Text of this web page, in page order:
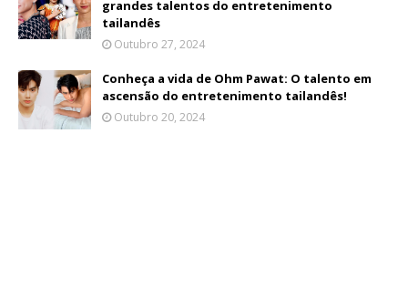
grandes talentos do entretenimento
tailandês
Outubro 27, 2024
Conheça a vida de Ohm Pawat: O talento em
ascensão do entretenimento tailandês!
Outubro 20, 2024